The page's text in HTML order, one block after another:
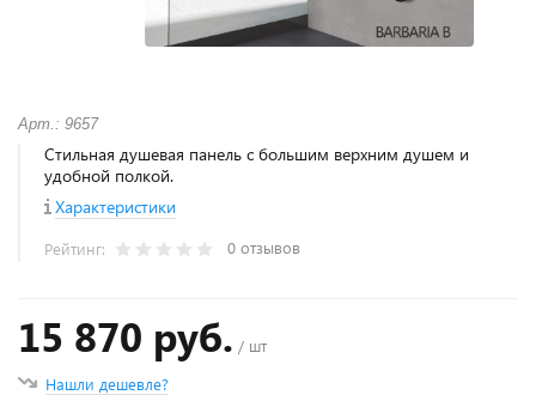
Арт.: 9657
Стильная душевая панель с большим верхним душем и
удобной полкой.
Характеристики
Рейтинг: 0 отзывов
15 870 руб. / шт
Нашли дешевле?